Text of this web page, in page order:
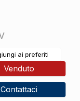
ai preferiti
Venduto
Contattaci